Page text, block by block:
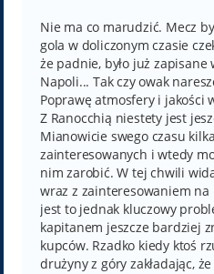
t
Nie ma co marudzić. Mecz
gola w doliczonym czasie
że padnie, było już zapisane
Napoli... Tak czy owak
Poprawę atmosfery i jakości
Z Ranocchią niestety jest
Mianowicie swego czasu
zainteresowanych i wtedy
nim zarobić. W tej chwili
wraz z zainteresowaniem na
jest to jednak kluczowy
kapitanem jeszcze bardziej
kupców. Rzadko kiedy ktoś
drużyny z góry zakładając,